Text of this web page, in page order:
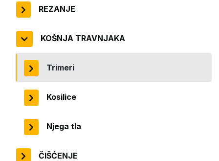
REZANJE
KOŠNJA TRAVNJAKA
Trimeri
Kosilice
Njega tla
ČIŠĆENJE